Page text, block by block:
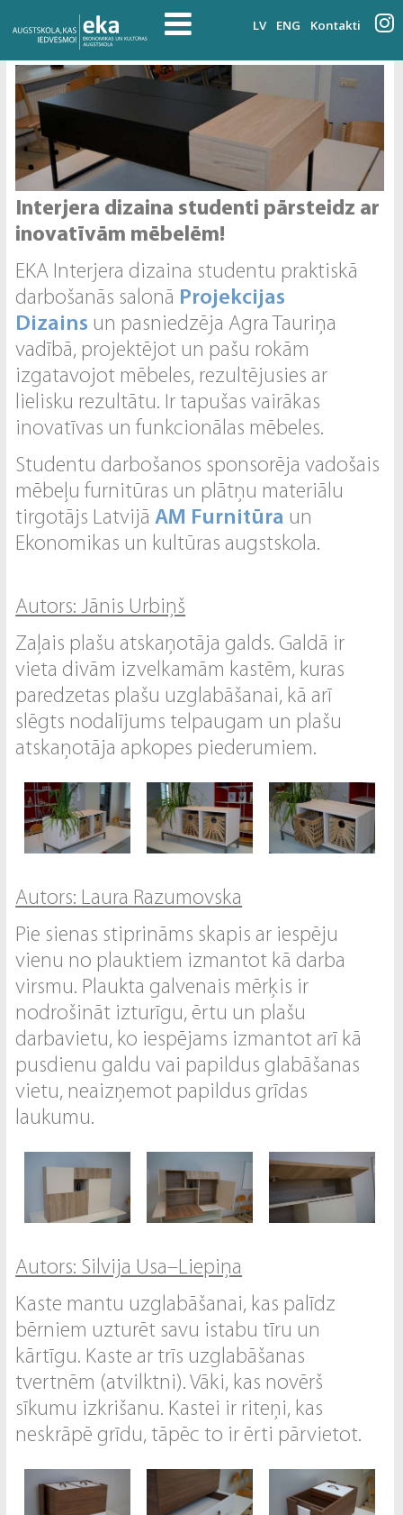
LV ENG Kontakti
Interjera dizaina studenti pārsteidz ar
inovatīvām mēbelēm!
EKA Interjera dizaina studentu praktiskā
darbošanās salonā Projekcijas
Dizains un pasniedzēja Agra Tauriņa
vadībā, projektējot un pašu rokām
izgatavojot mēbeles, rezultējusies ar
lielisku rezultātu. Ir tapušas vairākas
inovatīvas un funkcionālas mēbeles.
Studentu darbošanos sponsorēja vadošais
mēbeļu furnitūras un plātņu materiālu
tirgotājs LatvijāAM Furnitūra un
Ekonomikas un kultūras augstskola.
Autors: Jānis Urbiņš
Zaļais plašu atskaņotāja galds. Galdā ir
vieta divām izvelkamām kastēm, kuras
paredzetas plašu uzglabāšanai, kā arī
slēgts nodalījums telpaugam un plašu
atskaņotāja apkopes piederumiem.
Autors: Laura Razumovska
Pie sienas stiprināms skapis ar iespēju
vienu no plauktiem izmantot kā darba
virsmu. Plaukta galvenais mērķis ir
nodrošināt izturīgu, ērtu un plašu
darbavietu, ko iespējams izmantot arī kā
pusdienu galdu vai papildus glabāšanas
vietu, neaizņemot papildus grīdas
laukumu.
Autors: Silvija Usa–Liepiņa
Kaste mantu uzglabāšanai, kas palīdz
bērniem uzturēt savu istabu tīru un
kārtīgu. Kaste ar trīs uzglabāšanas
tvertnēm (atvilktni). Vāki, kas novērš
sīkumu izkrišanu. Kastei ir riteņi, kas
neskrāpē grīdu, tāpēc to ir ērti pārvietot.